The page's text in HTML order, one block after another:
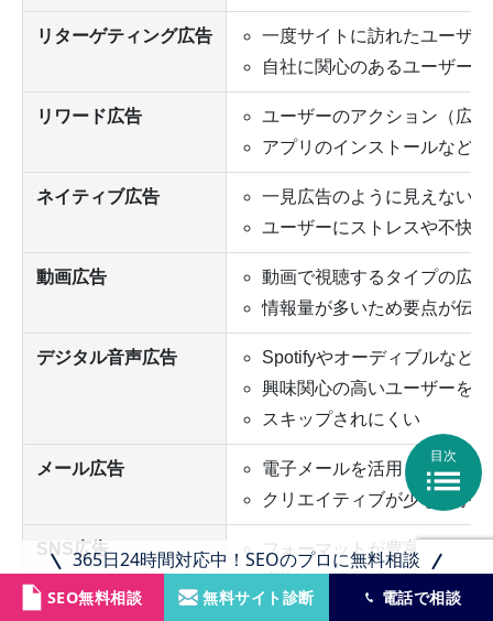
365日24時間対応中！SEOのプロに無料相談
SEO無料相談 無料サイト診断 電話で相談
リターゲティング広告
一度サイトに訪れたユーザ
自社に関心のあるユーザー
リワード広告
ユーザーのアクション（広
アプリのインストールなど
ネイティブ広告
一見広告のように見えない
ユーザーにストレスや不快
動画広告
動画で視聴するタイプの広告
情報量が多いため要点が伝
デジタル音声広告
Spotifyやオーディブルなど
興味関心の高いユーザーを
スキップされにくい
メール広告
電子メールを活用して広告
クリエイティブが少なく手
SNS広告
フォーマットが豊富
目次
